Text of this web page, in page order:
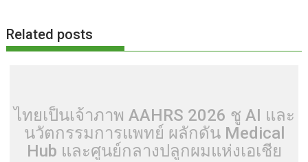
Related posts
ไทยเป็นเจ้าภาพ AAHRS 2026 ชู AI และ
นวัตกรรมการแพทย์ ผลักดัน Medical
Hub และศูนย์กลางปลูกผมแห่งเอเชีย